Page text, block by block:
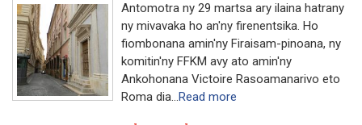
Antomotra ny 29 martsa ary ilaina hatrany
ny mivavaka ho an'ny firenentsika. Ho
fiombonana amin'ny Firaisam-pinoana, ny
komitin'ny FFKM avy ato amin'ny
Ankohonana Victoire Rasoamanarivo eto
Roma dia...Read more